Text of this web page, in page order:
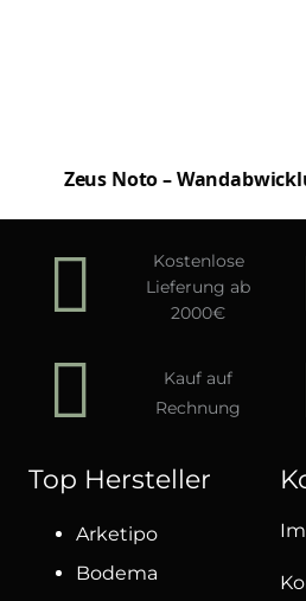
Zeus Noto –
Kostenlose
Lieferung ab
2000€
Kauf auf
Rechnung
Top Hersteller
Arketipo
Bodema